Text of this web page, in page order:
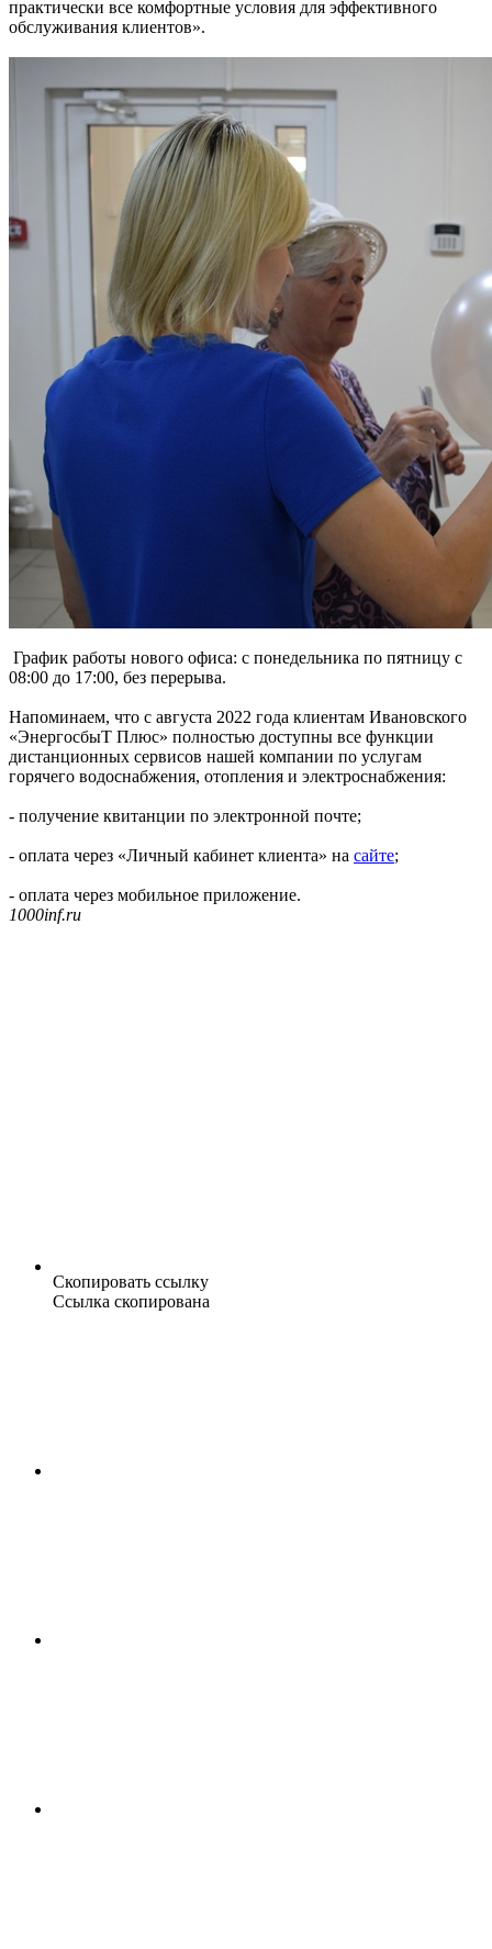
практически все комфортные условия для эффективного
обслуживания клиентов».
График работы нового офиса: с понедельника по пятницу с
08:00 до 17:00, без перерыва.
Напоминаем, что с августа 2022 года клиентам Ивановского
«ЭнергосбыТ Плюс» полностью доступны все функции
дистанционных сервисов нашей компании по услугам
горячего водоснабжения, отопления и электроснабжения:
- получение квитанции по электронной почте;
- оплата через «Личный кабинет клиента» на сайте;
- оплата через мобильное приложение.
1000inf.ru
Скопировать ссылку
Ссылка скопирована